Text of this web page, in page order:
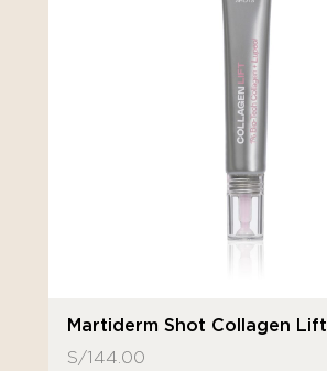
Martiderm Shot Collagen Lift
S/144.00